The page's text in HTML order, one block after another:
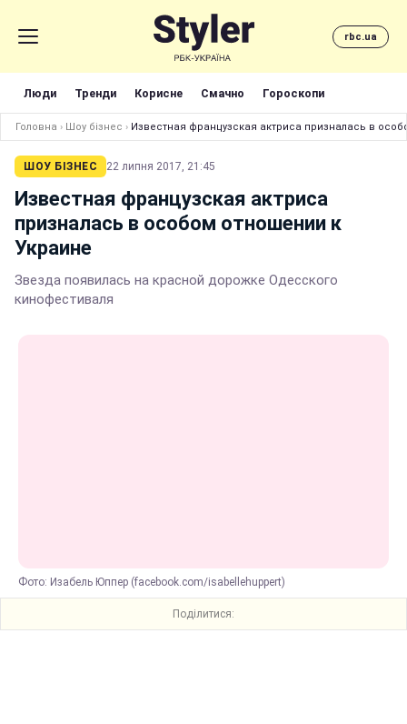
rbc.ua
Люди Тренди Корисне Смачно Гороскопи
Головна › Шоу бізнес › Известная французская актриса призналась в
ШОУ БІЗНЕС 22 липня 2017, 21:45
Известная французская актриса
призналась в особом отношении к
Украине
Звезда появилась на красной дорожке Одесского
кинофестиваля
Фото: Изабель Юппер (facebook.com/isabellehuppert)
Поділитися: